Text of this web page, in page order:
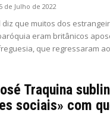
5 de Julho de 2022
diz que muitos dos
eram britânicos
que regressaram
Traquina
sociais» com